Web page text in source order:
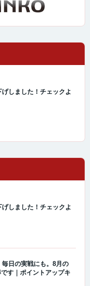
しました！チェックよ
しました！チェックよ
日の実戦にも。8月の
す｜ポイントアップキ